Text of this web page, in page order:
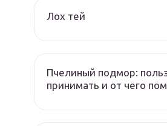
Лох тей
Пчелиный подмор:
принимать и от чего